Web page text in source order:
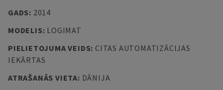
GADS: 2014
MODELIS: LOGIMAT
PIELIETOJUMA VEIDS: CITAS AUTOMATIZĀCIJAS
IEKĀRTAS
ATRAŠANĀS VIETA: DĀNIJA